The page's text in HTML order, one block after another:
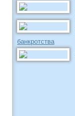
банкротства